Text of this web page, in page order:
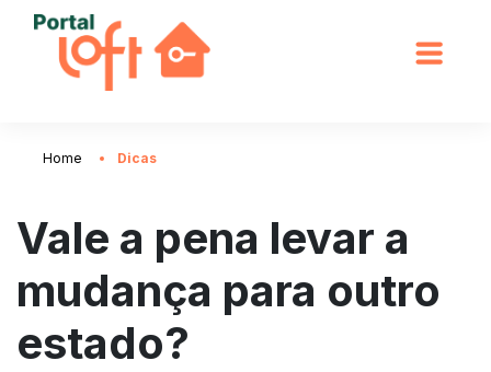
Home Dicas
Vale a pena levar a
mudança para outro
estado?